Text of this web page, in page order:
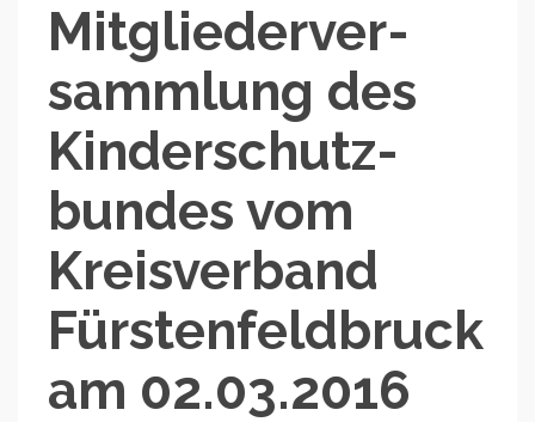
Mit­glie­der­ver­
samm­lung des
Kin­der­schutz­
bun­des vom
Kreis­ver­band
Fürs­ten­feld­bruck
am 02.03.2016